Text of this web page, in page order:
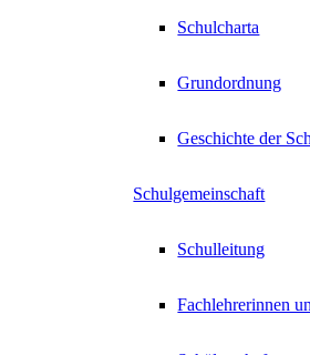
Schulcharta
Grundordnung
Geschichte der
Schulgemeinschaft
Schulleitung
Fachlehrerinnen